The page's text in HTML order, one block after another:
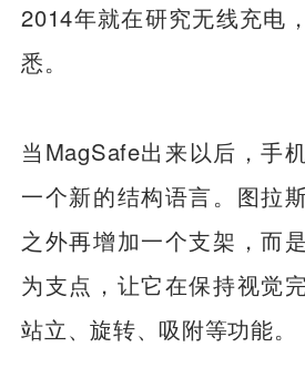
2014年就在研究无线充电
悉。
当MagSafe出来以后，手
一个新的结构语言。图拉
之外再增加一个支架，而
为支点，让它在保持视觉
站立、旋转、吸附等功能。